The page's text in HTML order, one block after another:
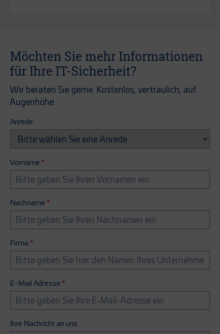
Möchten Sie mehr Informationen
für Ihre IT-Sicherheit?
Wir beraten Sie gerne. Kostenlos, vertraulich, auf
Augenhöhe.
Anrede
Vorname
Nachname
Firma
E-Mail Adresse
Ihre Nachricht an uns